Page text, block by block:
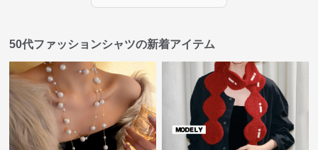
50代ファッションシャツの新着アイテム